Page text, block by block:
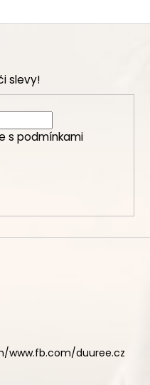
slevy!
s podmínkami
www.fb.com/duuree.cz